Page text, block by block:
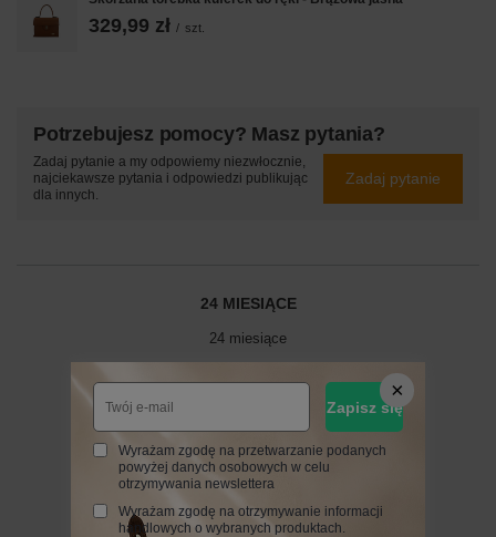
329,99 zł / szt.
Potrzebujesz pomocy? Masz pytania?
Zadaj pytanie a my odpowiemy niezwłocznie,
najciekawsze pytania i odpowiedzi publikując
dla innych.
Zadaj pytanie
24 MIESIĄCE
24 miesiące
Napisz swoją opinię
Twoja ocena:
5/5
Zapisz się
Wyrażam zgodę na przetwarzanie podanych
powyżej danych osobowych w celu
otrzymywania newslettera
Wyrażam zgodę na otrzymywanie informacji
handlowych o wybranych produktach.